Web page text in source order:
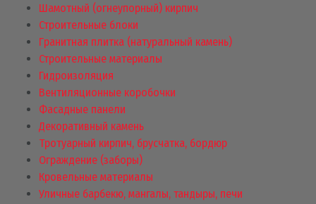
Шамотный (огнеупорный) кирпич
Строительные блоки
Гранитная плитка (натуральный камень)
Строительные материалы
Гидроизоляция
Вентиляционные коробочки
Фасадные панели
Декоративный камень
Тротуарный кирпич, брусчатка, бордюр
Ограждение (заборы)
Кровельные материалы
Уличные барбекю, мангалы, тандыры, печи